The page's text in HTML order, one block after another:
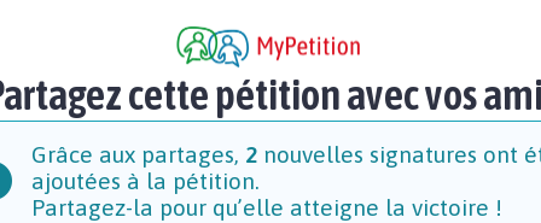
cette pétition avec vos
Grâce aux partages, 2nouvelles signatures ont
ajoutées à la pétition.
Partagez-la pour qu’elle atteigne la victoire !